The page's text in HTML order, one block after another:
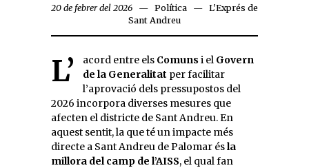
20 de febrer del 2026 Política
L'Exprés de
Sant Andreu
L’acord entre els Comuns i el Govern
de la Generalitat per facilitar
l’aprovació dels pressupostos del
2026 incorpora diverses mesures que
afecten el districte de Sant Andreu. En
aquest sentit, la que té un impacte més
directe a Sant Andreu de Palomar ésla
millora del camp de l’AISS, el qual fan